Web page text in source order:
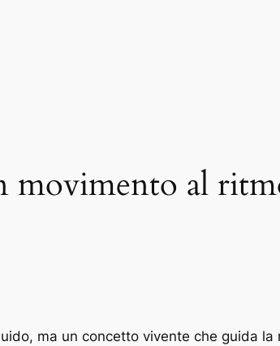
movimento al
ma un concetto vivente che guida